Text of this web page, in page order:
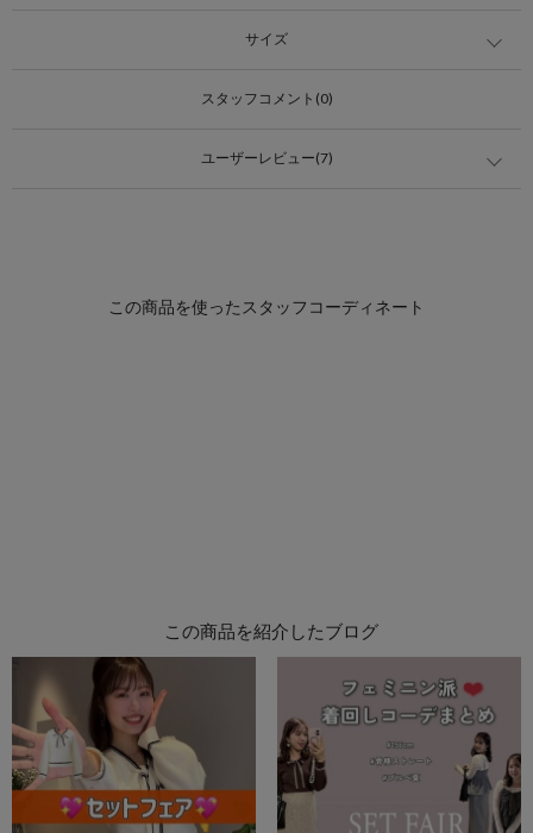
サイズ
スタッフコメント(0)
ユーザーレビュー(7)
この商品を紹介したブログ